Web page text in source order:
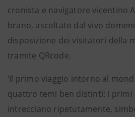
cronista e navigatore vicentino
brano, ascoltato dal vivo
disposizione dei visitatori della
tramite QRcode.
‘Il primo viaggio intorno al
quattro temi ben distinti: i primi
intrecciano ripetutamente,